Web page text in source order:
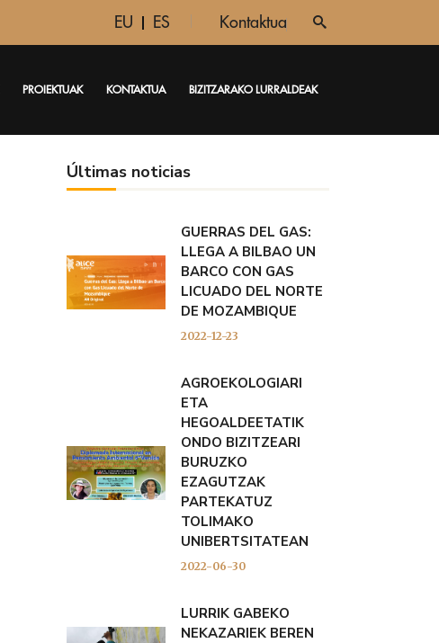
EU ES Kontaktua
PROIEKTUAK KONTAKTUA BIZITZARAKO LURRALDEAK
Últimas noticias
GUERRAS DEL GAS:
LLEGA A BILBAO UN
BARCO CON GAS
LICUADO DEL NORTE
DE MOZAMBIQUE
2022-12-23
AGROEKOLOGIARI
ETA
HEGOALDEETATIK
ONDO BIZITZEARI
BURUZKO
EZAGUTZAK
PARTEKATUZ
TOLIMAKO
UNIBERTSITATEAN
2022-06-30
LURRIK GABEKO
NEKAZARIEK BEREN